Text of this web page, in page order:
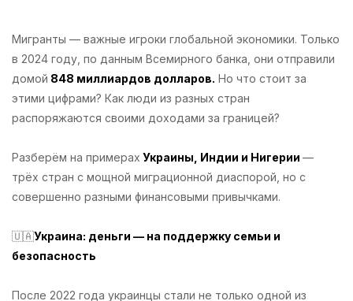
Мигранты — важные игроки глобальной экономики. Только
в 2024 году, по данным Всемирного банка, они отправили
домой 848 миллиардов долларов. Но что стоит за
этими цифрами? Как люди из разных стран
распоряжаются своими доходами за границей?
Разберём на примерах Украины, Индии и Нигерии —
трёх стран с мощной миграционной диаспорой, но с
совершенно разными финансовыми привычками.
🇺🇦Украина: деньги — на поддержку семьи и
безопасность
После 2022 года украинцы стали не только одной из